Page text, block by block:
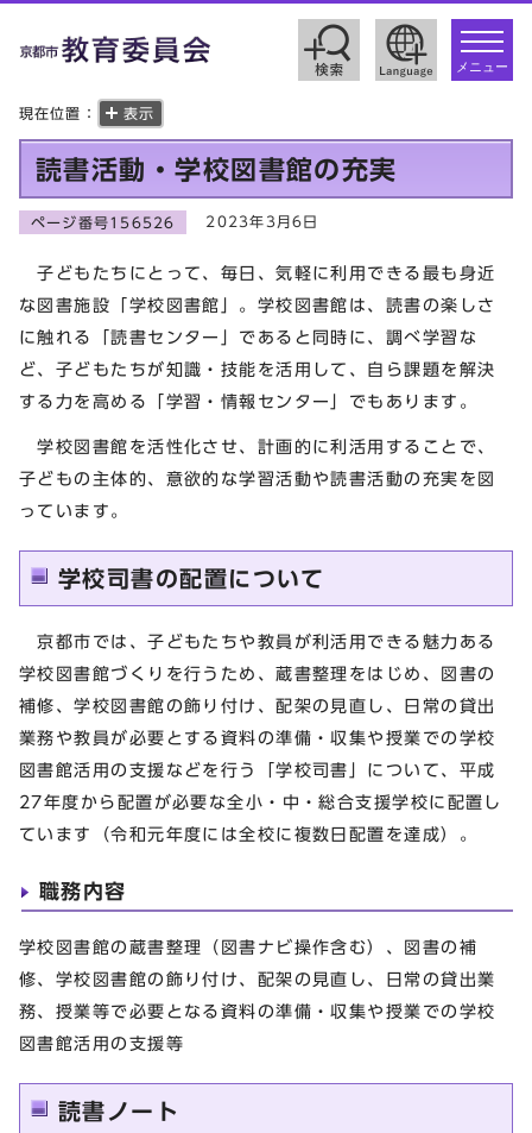
toggle
メニュー
現在位置： 表示
読書活動・学校図書館の充実
ページ番号156526 2023年3月6日
子どもたちにとって、毎日、気軽に利用できる最も身近
な図書施設「学校図書館」。学校図書館は、読書の楽しさ
に触れる「読書センター」であると同時に、調べ学習な
ど、子どもたちが知識・技能を活用して、自ら課題を解決
する力を高める「学習・情報センター」でもあります。
学校図書館を活性化させ、計画的に利活用することで、
子どもの主体的、意欲的な学習活動や読書活動の充実を図
っています。
学校司書の配置について
京都市では、子どもたちや教員が利活用できる魅力ある
学校図書館づくりを行うため、蔵書整理をはじめ、図書の
補修、学校図書館の飾り付け、配架の見直し、日常の貸出
業務や教員が必要とする資料の準備・収集や授業での学校
図書館活用の支援などを行う「学校司書」について、平成
27年度から配置が必要な全小・中・総合支援学校に配置し
ています（令和元年度には全校に複数日配置を達成）。
職務内容
学校図書館の蔵書整理（図書ナビ操作含む）、図書の補
修、学校図書館の飾り付け、配架の見直し、日常の貸出業
務、授業等で必要となる資料の準備・収集や授業での学校
図書館活用の支援等
読書ノート